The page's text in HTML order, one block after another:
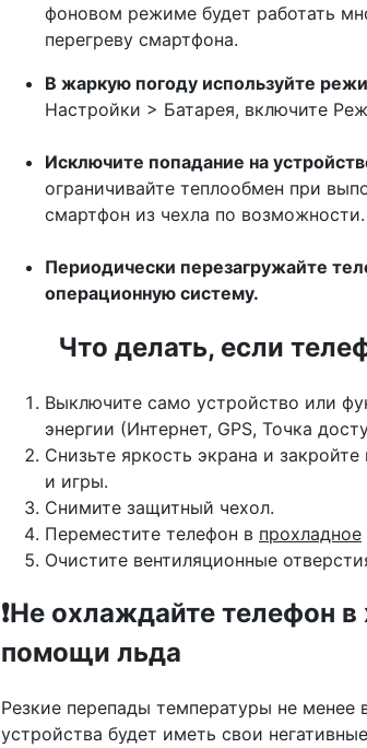
фоновом режиме будет работать
перегреву смартфона.
В жаркую погоду используйте
Настройки > Батарея, включите
Исключите попадание на
ограничивайте теплообмен при
смартфон из чехла по возможности.
Периодически перезагружайте
операционную систему.
Что делать, если
Выключите само устройство или
энергии (Интернет, GPS, Точка
Снизьте яркость экрана и
и игры.
Снимите защитный чехол.
Переместите телефон в прохладное
Очистите вентиляционные
❗Не охлаждайте телефон
помощи льда
Резкие перепады температуры не
устройства будет иметь свои